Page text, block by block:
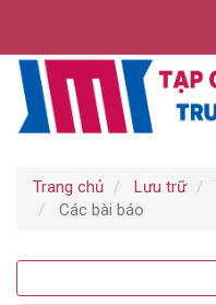
chính
Nội
dung
chính
Trang chủ Lưu trữ
Các bài báo
Thanh